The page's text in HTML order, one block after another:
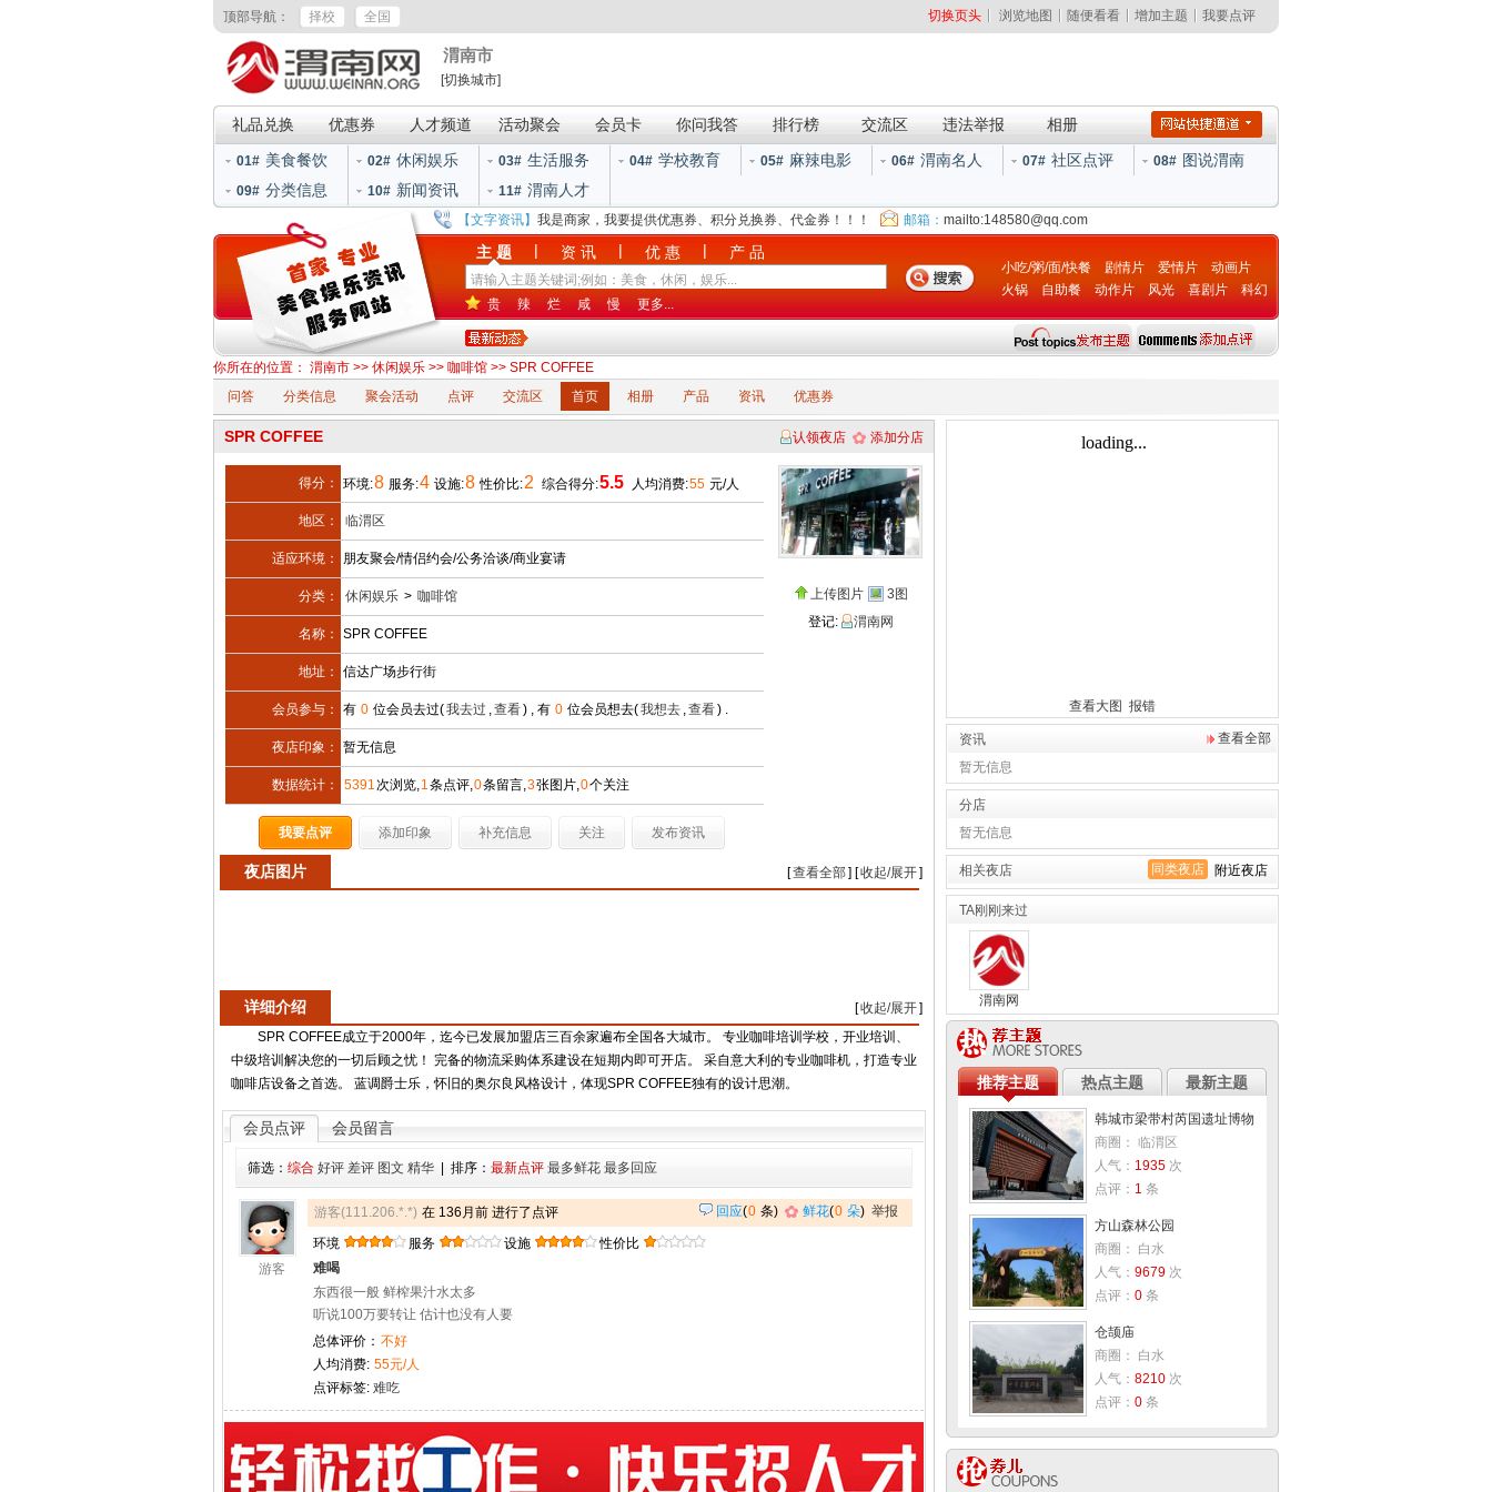
顶部导航： 择校 全国 切换页头 浏览地图 随便看看 增加主题 我要点评
渭南市
[切换城市]
礼品兑换 优惠券 人才频道 活动聚会 会员卡 你问我答 排行榜 交流区 违法举报 相册
01# 美食餐饮 02# 休闲娱乐 03# 生活服务 04# 学校教育 05# 麻辣电影 06# 渭南名人 07# 社区点评 08# 图说渭南
09# 分类信息 10# 新闻资讯 11# 渭南人才
【文字资讯】 我是商家，我要提供优惠券、积分兑换券、代金券！！！ 邮箱： mailto:148580@qq.com
主 题 | 资 讯 | 优 惠 | 产 品
小吃/粥/面/快餐 剧情片 爱情片
动画片
火锅
自助餐 动作片 风光 喜剧片
科幻
贵 辣 烂 咸 慢 更多...
你所在的位置： 渭南市 >> 休闲娱乐 >> 咖啡馆 >> SPR COFFEE
问答
分类信息 聚会活动 点评 交流区 首页 相册 产品 资讯 优惠券
SPR COFFEE 认领夜店 添加分店
得分： 环境:8 服务:4 设施:8 性价比:2 综合得分:5.5 人均消费:55 元/人
地区： 临渭区
适应环境： 朋友聚会/情侣约会/公务洽谈/商业宴请
分类： 休闲娱乐 > 咖啡馆
名称： SPR COFFEE
地址： 信达广场步行街
会员参与： 有 0 位会员去过(我去过 ,查看) , 有 0 位会员想去(我想去 ,查看) .
夜店印象： 暂无信息
数据统计： 5391 次浏览,1条点评,0条留言,3张图片,0个关注
我要点评 添加印象 补充信息 关注 发布资讯
上传图片
3图
登记:
渭南网
[查看全部] [收起/展开]
夜店图片
[收起/展开]
详细介绍
SPR COFFEE成立于2000年，迄今已发展加盟店三百余家遍布全国各大城市。 专业咖啡培训学校，开业培训、
中级培训解决您的一切后顾之忧！ 完备的物流采购体系建设在短期内即可开店。 采自意大利的专业咖啡机，打造专业
咖啡店设备之首选。 蓝调爵士乐，怀旧的奥尔良风格设计，体现SPR COFFEE独有的设计思潮。
会员点评 会员留言
筛选： 综合 好评 差评 图文 精华 | 排序： 最新点评 最多鲜花 最多回应
游客
回应(0 条) 鲜花(0 朵) 举报
游客(111.206.*.*) 在 136月前 进行了点评
环境
服务 设施
性价比
难喝
东西很一般 鲜榨果汁水太多
听说100万要转让 估计也没有人要
总体评价： 不好
人均消费: 55元/人
点评标签: 难吃
查看大图 报错
查看全部
资讯
暂无信息
分店
暂无信息
同类夜店 附近夜店
相关夜店
TA刚刚来过
渭南网
推荐主题 热点主题 最新主题
韩城市梁带村芮国遗址博物
商圈： 临渭区
人气： 1935 次
点评： 1 条
方山森林公园
商圈：
白水
人气： 9679 次
点评： 0 条
仓颉庙
商圈：
白水
人气： 8210 次
点评： 0 条